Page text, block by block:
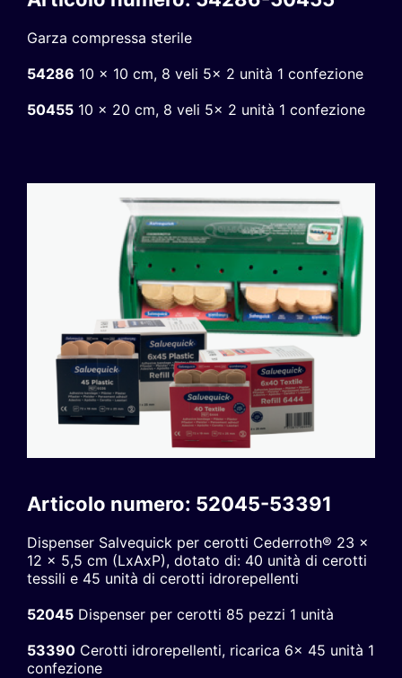
Garza compressa sterile
54286 10 x 10 cm, 8 veli 5x 2 unità 1 confezione
5045510 x 20 cm, 8 veli 5x 2 unità 1 confezione
Articolo numero: 52045-53391
Dispenser Salvequick per cerotti Cederroth® 23 x
12 x 5,5 cm (LxAxP), dotato di: 40 unità di cerotti
tessili e 45 unità di cerotti idrorepellenti
52045Dispenser per cerotti 85 pezzi 1 unità
53390Cerotti idrorepellenti, ricarica 6x 45 unità 1
confezione